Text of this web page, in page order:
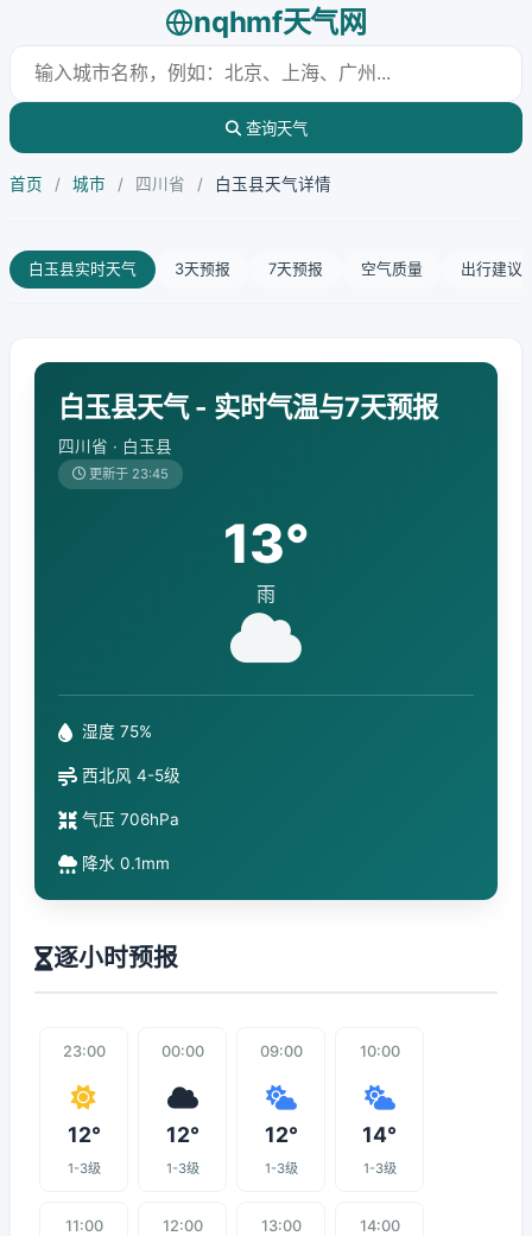
nqhmf天气网
查询天气
首页 / 城市 / 四川省 / 白玉县天气详情
白玉县实时天气 3天预报 7天预报 空气质量 出行建议
白玉县天气 - 实时气温与7天预报
四川省 · 白玉县
更新于 23:45
13°
雨
湿度 75%
西北风 4-5级
气压 706hPa
降水 0.1mm
逐小时预报
23:00
12°
1-3级
00:00
12°
1-3级
09:00
12°
1-3级
10:00
14°
1-3级
11:00 12:00 13:00 14:00